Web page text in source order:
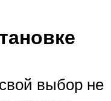
выбор не